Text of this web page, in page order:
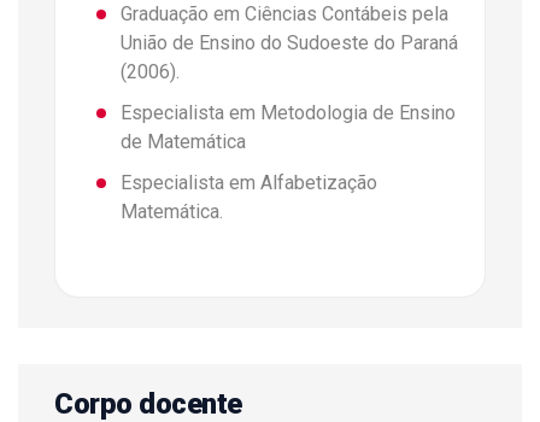
Graduação em Ciências Contábeis pela
União de Ensino do Sudoeste do Paraná
(2006).
Especialista em Metodologia de Ensino
de Matemática
Especialista em Alfabetização
Matemática.
Corpo docente